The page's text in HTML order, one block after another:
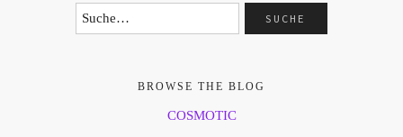
BROWSE THE BLOG
COSMOTIC